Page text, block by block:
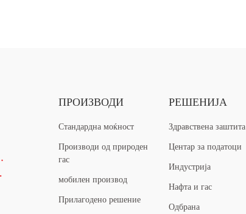
ПРОИЗВОДИ
Стандардна моќност
Производи од природен
гас
мобилен производ
Прилагодено решение
РЕШЕНИЈА
Здравствена заштита
Центар за податоци
Индустрија
Нафта и гас
Одбрана